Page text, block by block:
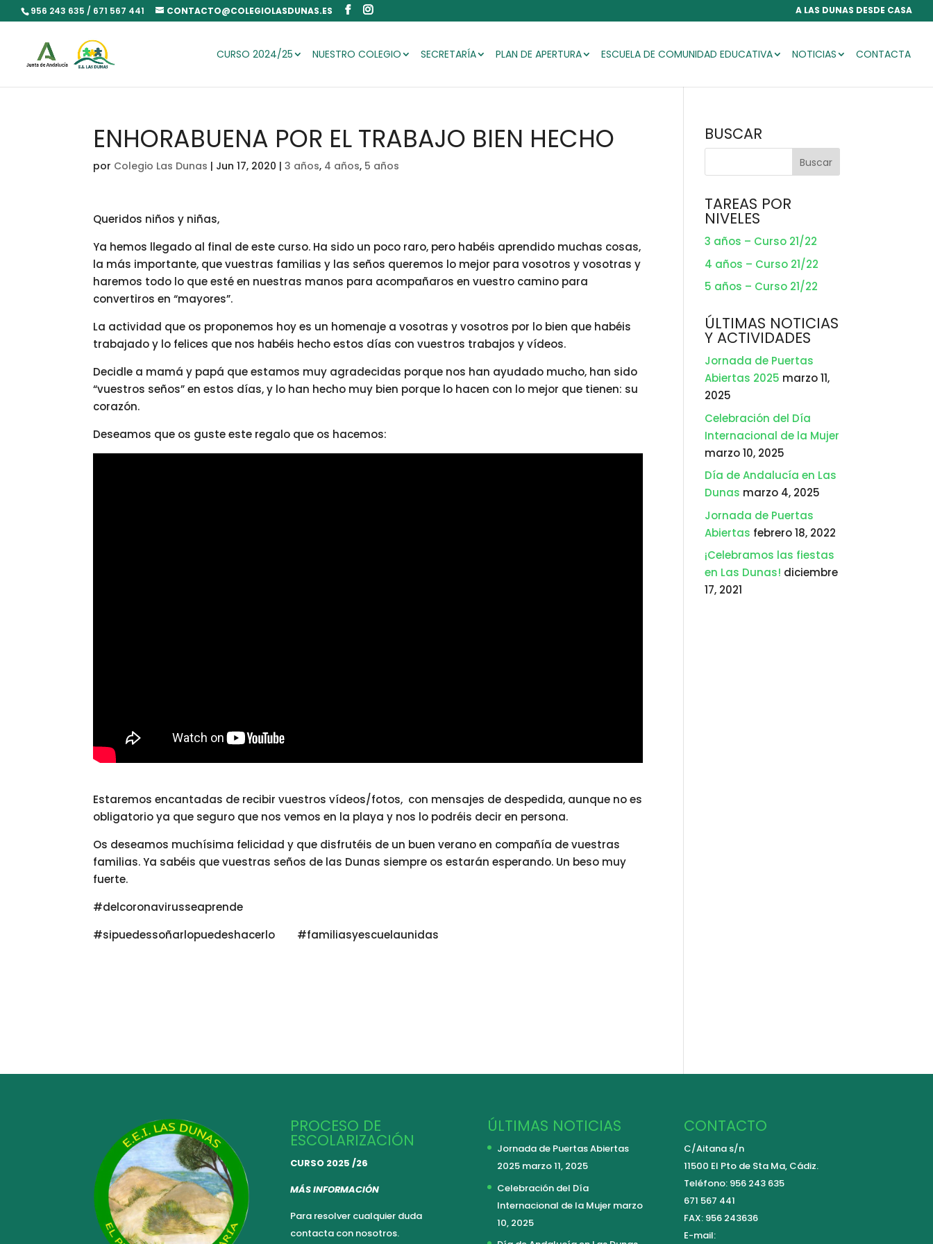
956 243 635 / 671 567 441 CONTACTO@COLEGIOLASDUNAS.ES A LAS DUNAS DESDE CASA
CURSO 2024/25 NUESTRO COLEGIO SECRETARÍA PLAN DE APERTURA ESCUELA DE COMUNIDAD EDUCATIVA NOTICIAS CONTACTA
ENHORABUENA POR EL TRABAJO BIEN HECHO
por Colegio Las Dunas | Jun 17, 2020 |3 años, 4 años, 5 años
Queridos niños y niñas,
Ya hemos llegado al final de este curso. Ha sido un poco raro, pero habéis aprendido muchas cosas,
la más importante, que vuestras familias y las seños queremos lo mejor para vosotros y vosotras y
haremos todo lo que esté en nuestras manos para acompañaros en vuestro camino para
convertiros en “mayores”.
La actividad que os proponemos hoy es un homenaje a vosotras y vosotros por lo bien que habéis
trabajado y lo felices que nos habéis hecho estos días con vuestros trabajos y vídeos.
Decidle a mamá y papá que estamos muy agradecidas porque nos han ayudado mucho, han sido
“vuestros seños” en estos días, y lo han hecho muy bien porque lo hacen con lo mejor que tienen: su
corazón.
Deseamos que os guste este regalo que os hacemos:
Estaremos encantadas de recibir vuestros vídeos/fotos, con mensajes de despedida, aunque no es
obligatorio ya que seguro que nos vemos en la playa y nos lo podréis decir en persona.
Os deseamos muchísima felicidad y que disfrutéis de un buen verano en compañía de vuestras
familias. Ya sabéis que vuestras seños de las Dunas siempre os estarán esperando. Un beso muy
fuerte.
#delcoronavirusseaprende
#sipuedessoñarlopuedeshacerlo #familiasyescuelaunidas
BUSCAR
TAREAS POR
NIVELES
3 años – Curso 21/22
4 años – Curso 21/22
5 años – Curso 21/22
ÚLTIMAS NOTICIAS
Y ACTIVIDADES
Jornada de Puertas
Abiertas 2025 marzo 11,
2025
Celebración del Día
Internacional de la Mujer
marzo 10, 2025
Día de Andalucía en Las
Dunas marzo 4, 2025
Jornada de Puertas
Abiertas febrero 18, 2022
¡Celebramos las fiestas
en Las Dunas! diciembre
17, 2021
PROCESO DE
ESCOLARIZACIÓN
CURSO 2025 /26
MÁS INFORMACIÓN
Para resolver cualquier duda
contacta con nosotros.
ÚLTIMAS NOTICIAS
Jornada de Puertas Abiertas
2025 marzo 11, 2025
Celebración del Día
Internacional de la Mujer marzo
10, 2025
CONTACTO
C/Aitana s/n
11500 El Pto de Sta Ma, Cádiz.
Teléfono: 956 243 635
671 567 441
FAX: 956 243636
E-mail: